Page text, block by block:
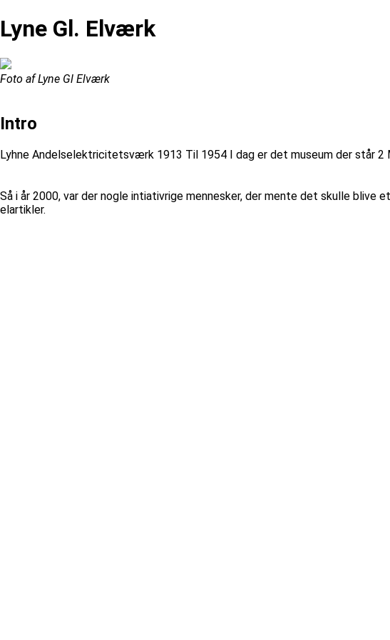
Lyne Gl. Elværk
Foto af Lyne Gl Elværk
Intro
Lyhne Andelselektricitetsværk 1913 Til 1954 I dag er det museum der står
Så i år 2000, var der nogle intiativrige mennesker, der mente det skulle blive
elartikler.